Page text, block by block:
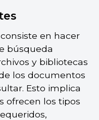
en hacer
búsqueda
y bibliotecas
los documentos
Esto implica
ofrecen los tipos